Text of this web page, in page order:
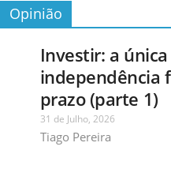
Opinião
Investir: a
independência
prazo (parte 1)
31 de Julho, 2026
Tiago Pereira